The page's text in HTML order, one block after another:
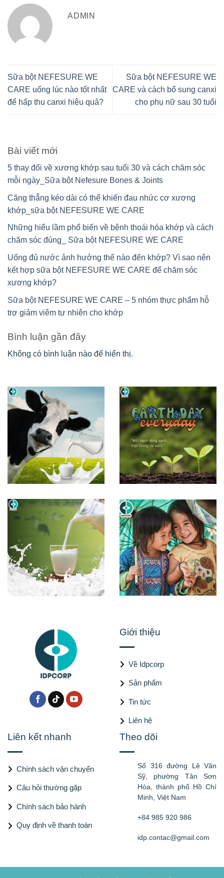
ADMIN
Sữa bột NEFESURE WE
CARE uống lúc nào tốt nhất
để hấp thu canxi hiệu quả?
Sữa bột NEFESURE WE
CARE và cách bổ sung canxi
cho phụ nữ sau 30 tuổi
Bài viết mới
5 thay đổi về xương khớp sau tuổi 30 và cách chăm sóc
mỗi ngày_Sữa bột Nefesure Bones & Joints
Căng thẳng kéo dài có thể khiến đau nhức cơ xương
khớp_sữa bột NEFESURE WE CARE
Những hiểu lầm phổ biến về bệnh thoái hóa khớp và cách
chăm sóc đúng_ Sữa bột NEFESURE WE CARE
Uống đủ nước ảnh hưởng thế nào đến khớp? Vì sao nên
kết hợp sữa bột NEFESURE WE CARE để chăm sóc
xương khớp?
Sữa bột NEFESURE WE CARE – 5 nhóm thực phẩm hỗ
trợ giảm viêm tự nhiên cho khớp
Bình luận gần đây
Không có bình luận nào để hiển thị.
Giới thiệu
Về Idpcorp
Sản phẩm
Tin tức
Liên hệ
Liên kết nhanh
Chính sách vận chuyển
Câu hỏi thường gặp
Chính sách bảo hành
Quy định về thanh toán
Theo dõi
Số 316 đường Lê Văn
Sỹ, phường Tân Sơn
Hòa, thành phố Hồ Chí
Minh, Việt Nam
+84 985 920 986
idp.contac@gmail.com